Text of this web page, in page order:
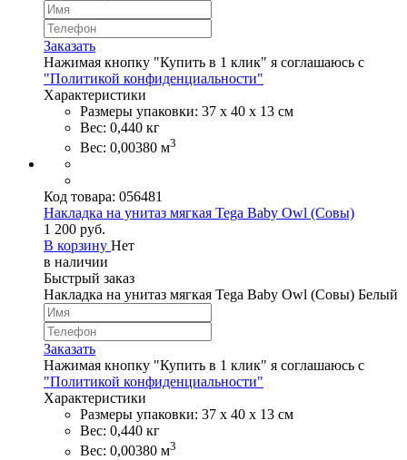
Заказать
Нажимая кнопку "Купить в 1 клик" я соглашаюсь с
"Политикой конфиденциальности"
Характеристики
Размеры упаковки: 37 х 40 х 13 см
Вес: 0,440 кг
Вес: 0,00380 м3
Код товара: 056481
Накладка на унитаз мягкая Tega Baby Owl (Совы)
1 200 руб.
В корзину Нет
в наличии
Быстрый заказ
Накладка на унитаз мягкая Tega Baby Owl (Совы) Белый
Заказать
Нажимая кнопку "Купить в 1 клик" я соглашаюсь с
"Политикой конфиденциальности"
Характеристики
Размеры упаковки: 37 х 40 х 13 см
Вес: 0,440 кг
Вес: 0,00380 м3